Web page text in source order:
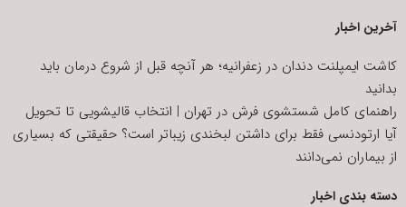
آخرین اخبار
کاشت ایمپلنت دندان در زعفرانیه؛ هر آنچه قبل از شروع درمان باید
بدانید
راهنمای کامل شستشوی فرش در تهران | انتخاب قالیشویی تا تحویل
آیا ارتودنسی فقط برای داشتن لبخندی زیباتر است؟ حقیقتی که بسیاری
از بیماران نمی‌دانند
دسته بندی اخبار